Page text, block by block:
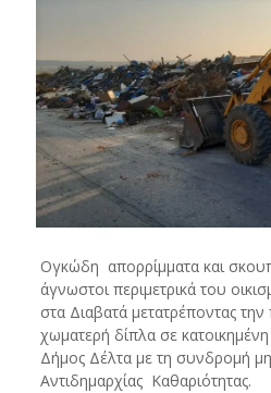
Ογκώδη απορρίμματα και
άγνωστοι περιμετρικά του
στα Διαβατά μετατρέποντας
χωματερή δίπλα σε
Δήμος Δέλτα με τη συνδρομή
Αντιδημαρχίας Καθαριότητας.